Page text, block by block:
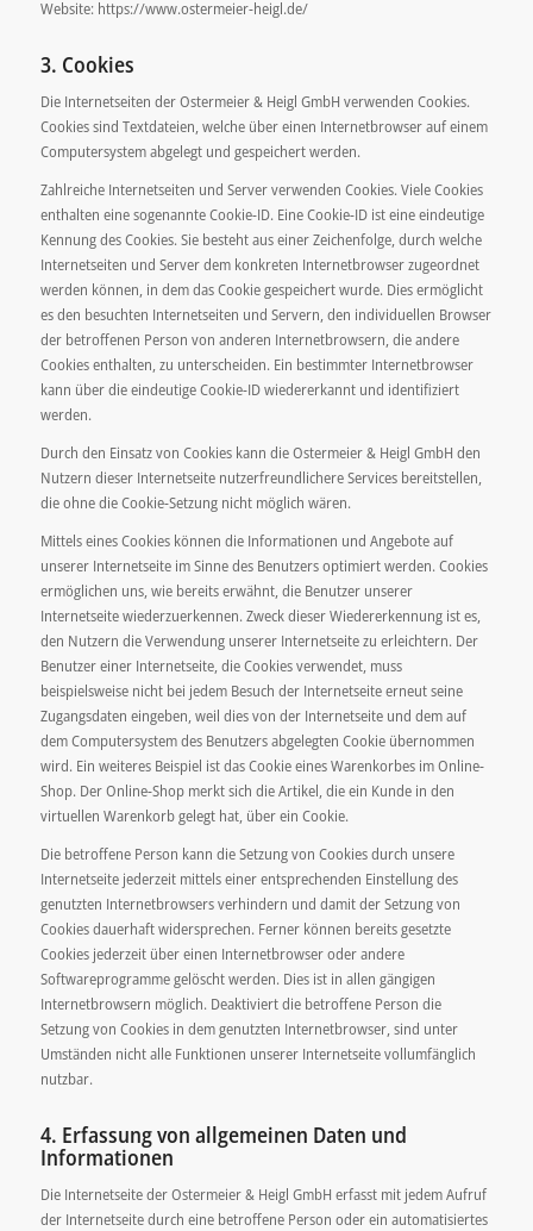
Website: https://www.ostermeier-heigl.de/
3. Cookies
Die Internetseiten der Ostermeier & Heigl GmbH verwenden Cookies.
Cookies sind Textdateien, welche über einen Internetbrowser auf einem
Computersystem abgelegt und gespeichert werden.
Zahlreiche Internetseiten und Server verwenden Cookies. Viele Cookies
enthalten eine sogenannte Cookie-ID. Eine Cookie-ID ist eine eindeutige
Kennung des Cookies. Sie besteht aus einer Zeichenfolge, durch welche
Internetseiten und Server dem konkreten Internetbrowser zugeordnet
werden können, in dem das Cookie gespeichert wurde. Dies ermöglicht
es den besuchten Internetseiten und Servern, den individuellen Browser
der betroffenen Person von anderen Internetbrowsern, die andere
Cookies enthalten, zu unterscheiden. Ein bestimmter Internetbrowser
kann über die eindeutige Cookie-ID wiedererkannt und identifiziert
werden.
Durch den Einsatz von Cookies kann die Ostermeier & Heigl GmbH den
Nutzern dieser Internetseite nutzerfreundlichere Services bereitstellen,
die ohne die Cookie-Setzung nicht möglich wären.
Mittels eines Cookies können die Informationen und Angebote auf
unserer Internetseite im Sinne des Benutzers optimiert werden. Cookies
ermöglichen uns, wie bereits erwähnt, die Benutzer unserer
Internetseite wiederzuerkennen. Zweck dieser Wiedererkennung ist es,
den Nutzern die Verwendung unserer Internetseite zu erleichtern. Der
Benutzer einer Internetseite, die Cookies verwendet, muss
beispielsweise nicht bei jedem Besuch der Internetseite erneut seine
Zugangsdaten eingeben, weil dies von der Internetseite und dem auf
dem Computersystem des Benutzers abgelegten Cookie übernommen
wird. Ein weiteres Beispiel ist das Cookie eines Warenkorbes im Online-
Shop. Der Online-Shop merkt sich die Artikel, die ein Kunde in den
virtuellen Warenkorb gelegt hat, über ein Cookie.
Die betroffene Person kann die Setzung von Cookies durch unsere
Internetseite jederzeit mittels einer entsprechenden Einstellung des
genutzten Internetbrowsers verhindern und damit der Setzung von
Cookies dauerhaft widersprechen. Ferner können bereits gesetzte
Cookies jederzeit über einen Internetbrowser oder andere
Softwareprogramme gelöscht werden. Dies ist in allen gängigen
Internetbrowsern möglich. Deaktiviert die betroffene Person die
Setzung von Cookies in dem genutzten Internetbrowser, sind unter
Umständen nicht alle Funktionen unserer Internetseite vollumfänglich
nutzbar.
4. Erfassung von allgemeinen Daten und
Informationen
Die Internetseite der Ostermeier & Heigl GmbH erfasst mit jedem Aufruf
der Internetseite durch eine betroffene Person oder ein automatisiertes